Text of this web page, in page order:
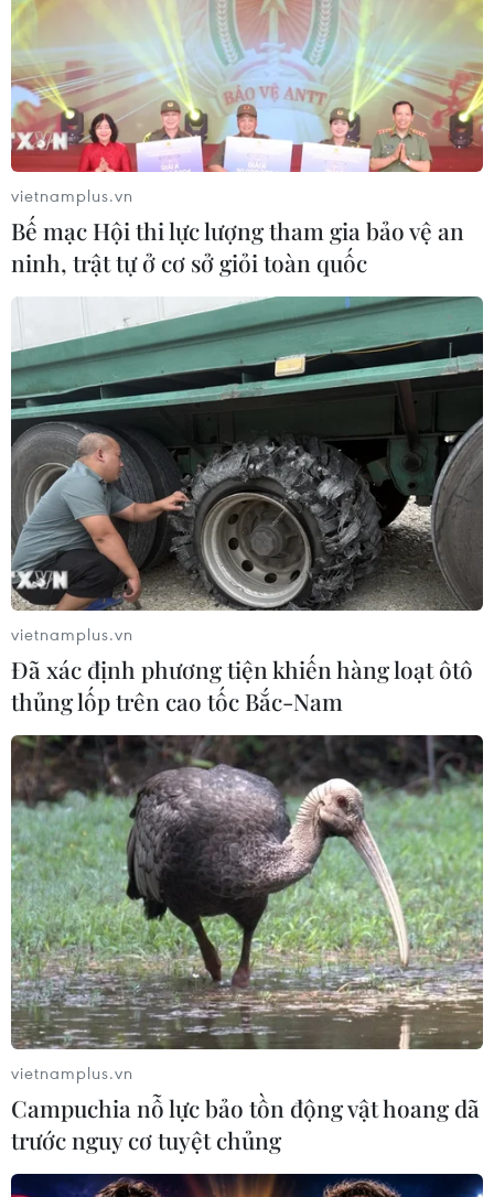
vietnamplus.vn
Bế mạc Hội thi lực lượng tham gia bảo vệ an
ninh, trật tự ở cơ sở giỏi toàn quốc
vietnamplus.vn
Đã xác định phương tiện khiến hàng loạt ôtô
thủng lốp trên cao tốc Bắc-Nam
vietnamplus.vn
Campuchia nỗ lực bảo tồn động vật hoang dã
trước nguy cơ tuyệt chủng